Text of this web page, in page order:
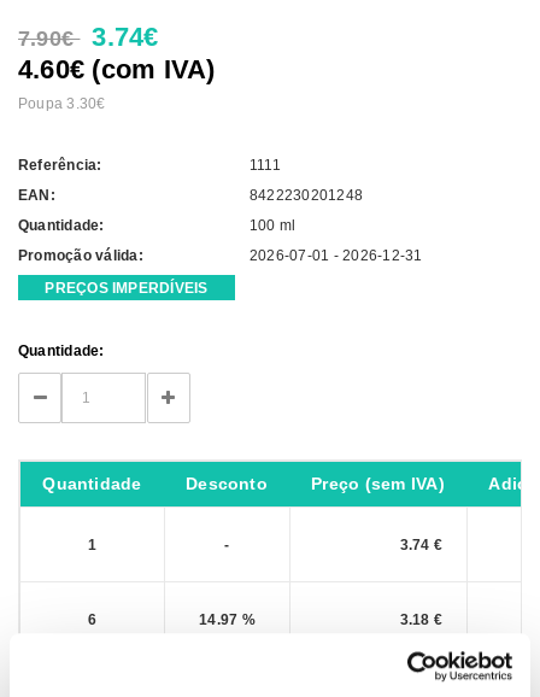
7.90€ 3.74€
4.60€ (com IVA)
Poupa 3.30€
Referência:
1111
EAN:
8422230201248
Quantidade:
100 ml
Promoção válida:
2026-07-01 - 2026-12-31
PREÇOS IMPERDÍVEIS
Current
Stock:
Quantidade:
DECREASE
QUANTITY:
INCREASE
QUANTITY:
Quantidade Desconto Preço (sem IVA)
1 - 3.74 €
6 14.97 % 3.18 €